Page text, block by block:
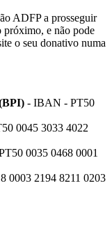
ADFP a prosseguir
próximo, e não pode
o seu donativo numa
- IBAN - PT50
0045 3033 4022
0035 0468 0001
0003 2194 8211 0203